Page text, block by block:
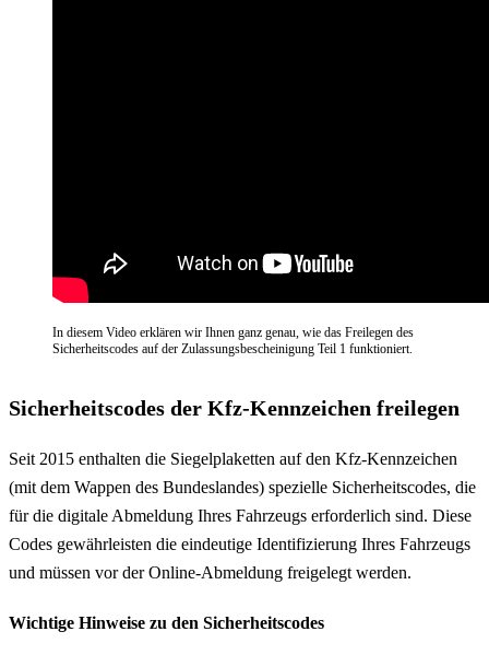
In diesem Video erklären wir Ihnen ganz genau, wie das Freilegen des
Sicherheitscodes auf der Zulassungsbescheinigung Teil 1 funktioniert.
Sicherheitscodes der Kfz-Kennzeichen freilegen
Seit 2015 enthalten die Siegelplaketten auf den Kfz-Kennzeichen
(mit dem Wappen des Bundeslandes) spezielle Sicherheitscodes, die
für die digitale Abmeldung Ihres Fahrzeugs erforderlich sind. Diese
Codes gewährleisten die eindeutige Identifizierung Ihres Fahrzeugs
und müssen vor der Online-Abmeldung freigelegt werden.
Wichtige Hinweise zu den Sicherheitscodes